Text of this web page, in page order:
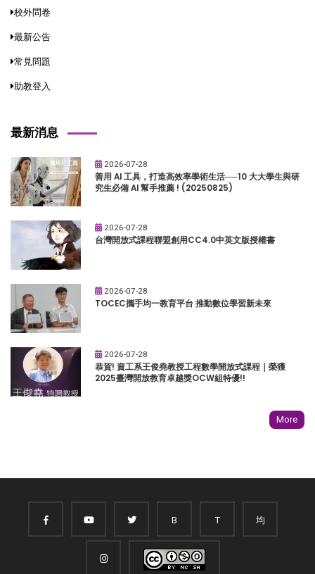
校外問卷
最新公告
常見問題
助教登入
最新消息
2026-07-28
善用 AI 工具，打造高效率學術生活──10 大大學生與研
究生必備 AI 幫手推薦 ! (20250825)
2026-07-28
台灣開放式課程聯盟創用CC4.0中英文版授權書
2026-07-28
TOCEC攜手均一教育平台 推動數位學習新未來
2026-07-28
恭賀! 資工系王俊堯教授工程數學開放式課程｜榮獲
2025臺灣開放教育卓越獎OCW組特優!!
More
B T 均